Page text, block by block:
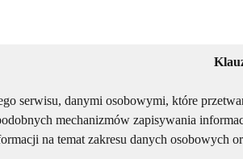
serwisu, danymi osobowymi, które
mechanizmów zapisywania
na temat zakresu danych osobowych